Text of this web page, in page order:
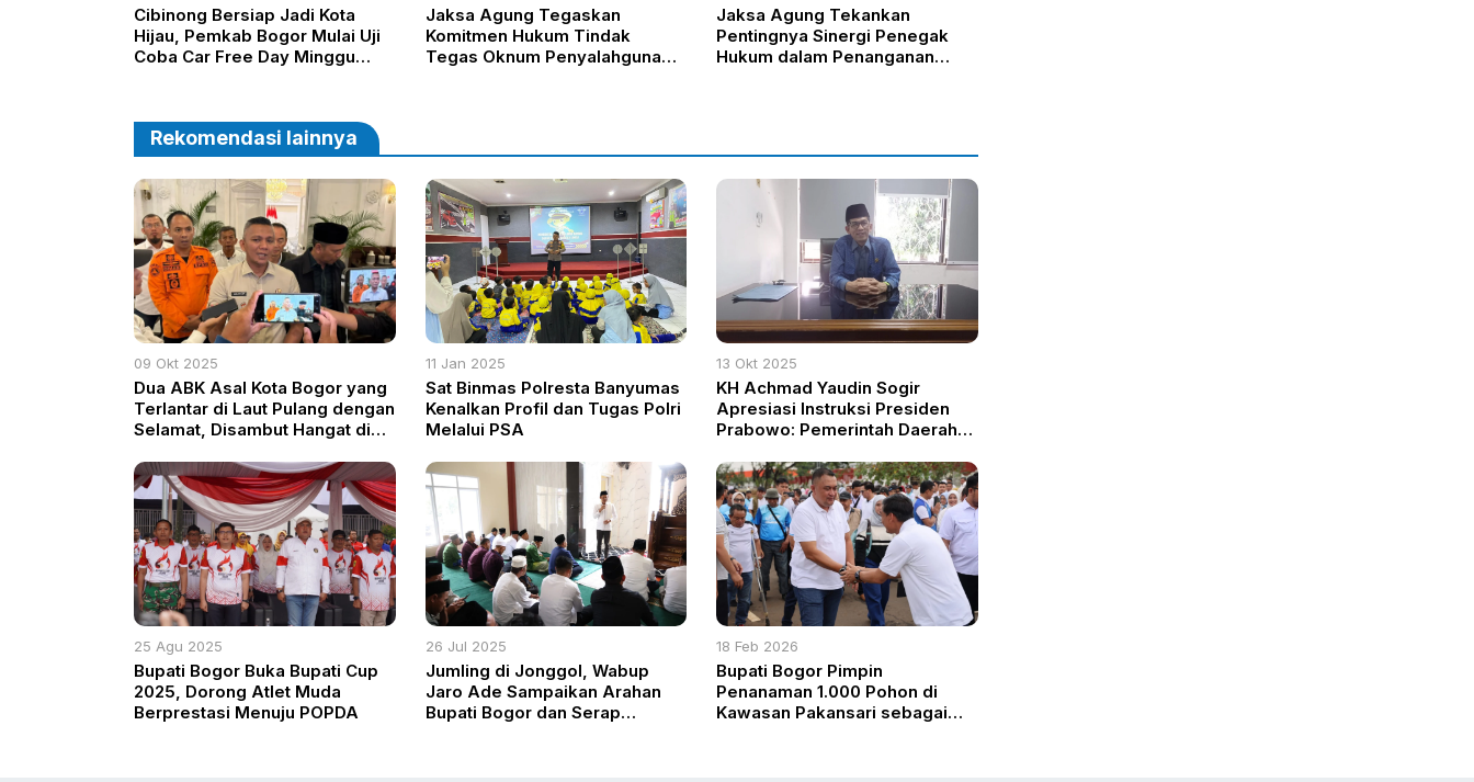
Cibinong Bersiap Jadi Kota
Hijau, Pemkab Bogor Mulai Uji
Coba Car Free Day Minggu
Jaksa Agung Tegaskan
Komitmen Hukum Tindak
Tegas Oknum Penyalahguna
Jaksa Agung Tekankan
Pentingnya Sinergi Penegak
Hukum dalam Penanganan
Rekomendasi lainnya
09 Okt 2025
Dua ABK Asal Kota Bogor yang
Terlantar di Laut Pulang dengan
Selamat, Disambut Hangat di
11 Jan 2025
Sat Binmas Polresta Banyumas
Kenalkan Profil dan Tugas Polri
Melalui PSA
13 Okt 2025
KH Achmad Yaudin Sogir
Apresiasi Instruksi Presiden
Prabowo: Pemerintah Daerah
Pesantren
25 Agu 2025
Bupati Bogor Buka Bupati Cup
2025, Dorong Atlet Muda
Berprestasi Menuju POPDA
26 Jul 2025
Jumling di Jonggol, Wabup
Jaro Ade Sampaikan Arahan
Bupati Bogor dan Serap
18 Feb 2026
Bupati Bogor Pimpin
Penanaman 1.000 Pohon di
Kawasan Pakansari sebagai